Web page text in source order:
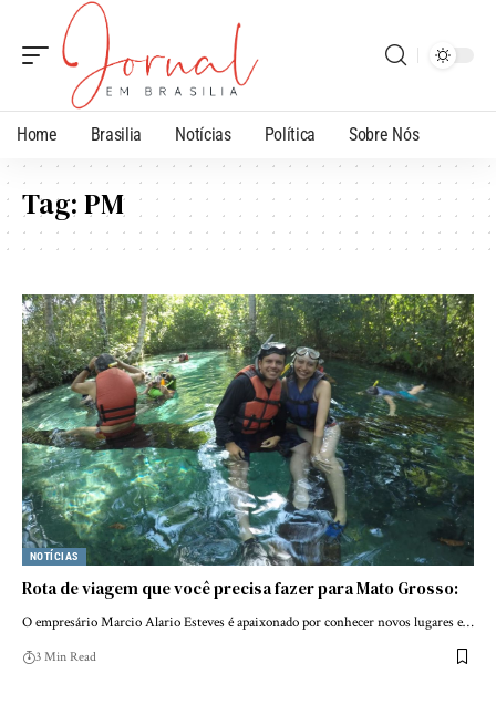
Home Brasilia Notícias Política Sobre Nós
Tag:PM
NOTÍCIAS
Rota de viagem que você precisa fazer para Mato Grosso:
O empresário Marcio Alario Esteves é apaixonado por conhecer novos lugares e…
3 Min Read